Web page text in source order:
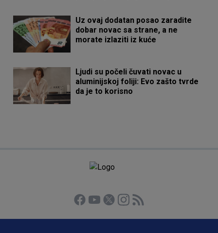
Uz ovaj dodatan posao zaradite
dobar novac sa strane, a ne
morate izlaziti iz kuće
Ljudi su počeli čuvati novac u
aluminijskoj foliji: Evo zašto tvrde
da je to korisno